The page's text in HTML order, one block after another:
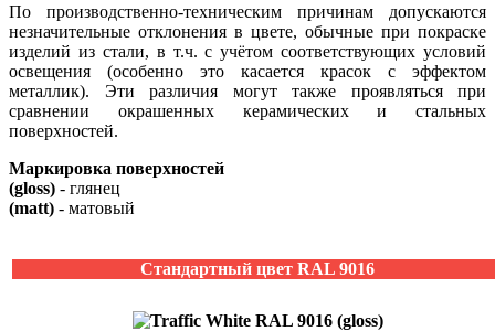
По производственно-техническим причинам допускаются
незначительные отклонения в цвете, обычные при покраске
изделий из стали, в т.ч. с учётом соответствующих условий
освещения (особенно это касается красок с эффектом
металлик). Эти различия могут также проявляться при
сравнении окрашенных керамических и стальных
поверхностей.
Маркировка поверхностей
(gloss) - глянец
(matt) - матовый
Стандартный цвет RAL 9016